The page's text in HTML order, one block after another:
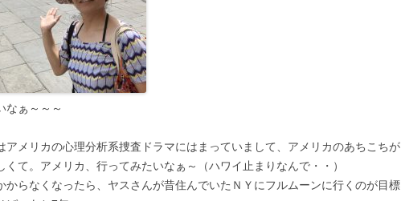
なぁ～～～
アメリカの心理分析系捜査ドラマにはまっていまして、アメリカのあちこちが
くて。アメリカ、行ってみたいなぁ～（ハワイ止まりなんで・・）
からなくなったら、ヤスさんが昔住んでいたＮＹにフルムーンに行くのが目標